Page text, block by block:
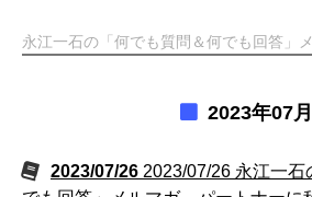
永江一石の「何でも質問＆何でも回答」
2023年07月
2023/07/26 2023/07/26 永江一